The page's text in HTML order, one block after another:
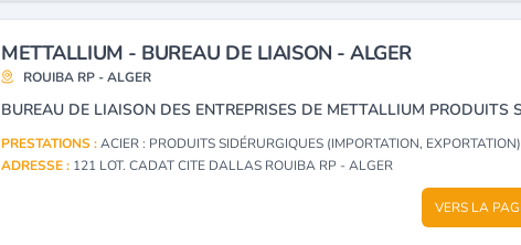
METTALLIUM - BUREAU DE LIAISON - ALGER
ROUIBA RP - ALGER
PRESTATIONS :ACIER : PRODUITS SIDÉRURGIQUES (IMPORTATION, EXPORTATION)
ADRESSE : 121 LOT. CADAT CITE DALLAS ROUIBA RP - ALGER
VERS LA